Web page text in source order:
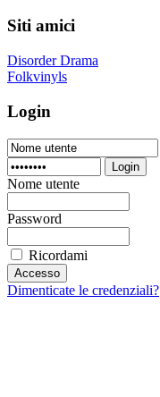
Siti amici
Disorder Drama
Folkvinyls
Login
Login
Nome utente
Password
Ricordami
Dimenticate le credenziali?